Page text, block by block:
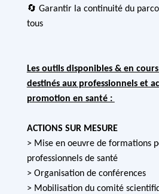
🔄 Garantir la continuité du
tous
Les outils disponibles & en
destinés aux professionnels et
promotion en santé :
ACTIONS SUR MESURE
> Mise en oeuvre de formations
professionnels de santé
> Organisation de conférences
> Mobilisation du comité